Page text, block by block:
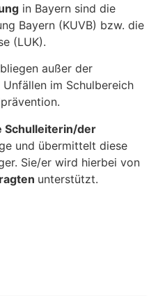
in Bayern sind die
Bayern (KUVB) bzw. die
(LUK).
außer der
im Schulbereich
Schulleiterin/der
und übermittelt diese
Sie/er wird hierbei von
unterstützt.